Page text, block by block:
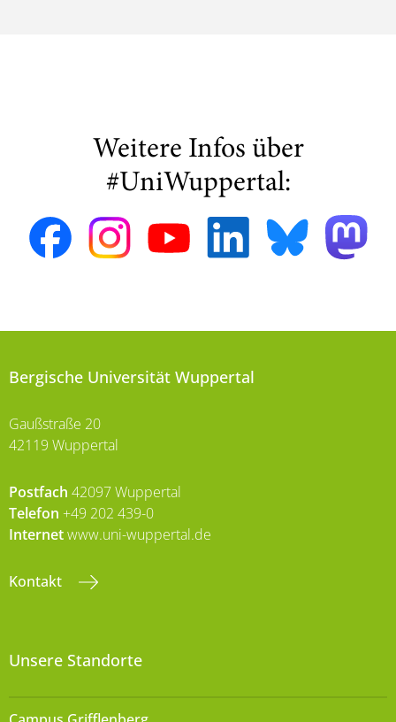
Weitere Infos über
#UniWuppertal:
Bergische Universität Wuppertal
Gaußstraße 20
42119 Wuppertal
Postfach 42097 Wuppertal
Telefon +49 202 439-0
Internetwww.uni-wuppertal.de
Kontakt
Unsere Standorte